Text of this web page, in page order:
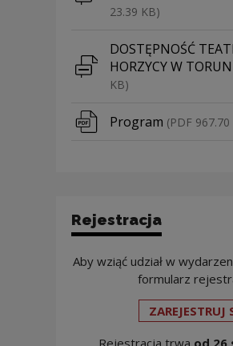
23.39 KB)
Pobierz plik
DOSTĘPNOŚĆ
HORZYCY W
KB)
Pobierz plik
Program (PDF 967.70
Rejestracja
Aby wziąć udział w
formularz